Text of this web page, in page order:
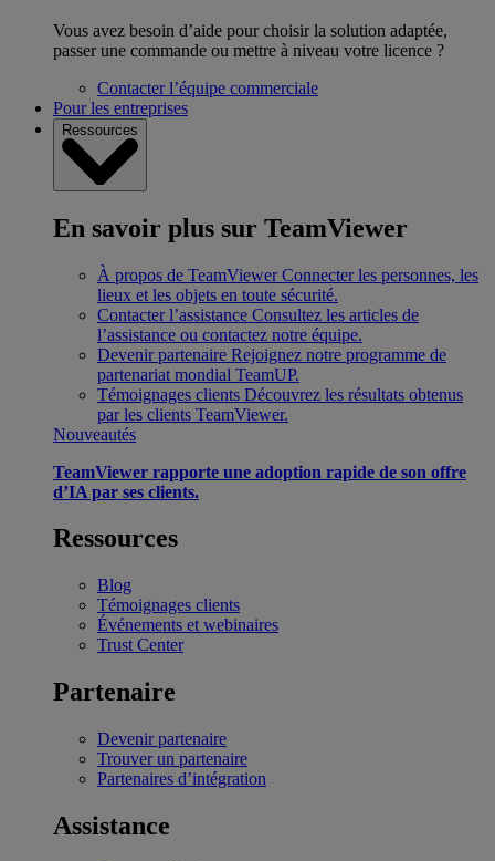
Vous avez besoin d’aide pour choisir la solution adaptée,
passer une commande ou mettre à niveau votre licence ?
Contacter l’équipe commerciale
Pour les entreprises
Ressources
En savoir plus sur TeamViewer
À propos de TeamViewer Connecter les personnes, les
lieux et les objets en toute sécurité.
Contacter l’assistance Consultez les articles de
l’assistance ou contactez notre équipe.
Devenir partenaire Rejoignez notre programme de
partenariat mondial TeamUP.
Témoignages clients Découvrez les résultats obtenus
par les clients TeamViewer.
Nouveautés
TeamViewer rapporte une adoption rapide de son offre
d’IA par ses clients.
Ressources
Blog
Témoignages clients
Événements et webinaires
Trust Center
Partenaire
Devenir partenaire
Trouver un partenaire
Partenaires d’intégration
Assistance